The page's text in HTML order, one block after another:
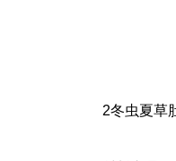
2冬虫夏草